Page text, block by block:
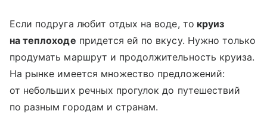
Если подруга любит отдых на воде, то круиз
на теплоходе придется ей по вкусу. Нужно только
продумать маршрут и продолжительность круиза.
На рынке имеется множество предложений:
от небольших речных прогулок до путешествий
по разным городам и странам.